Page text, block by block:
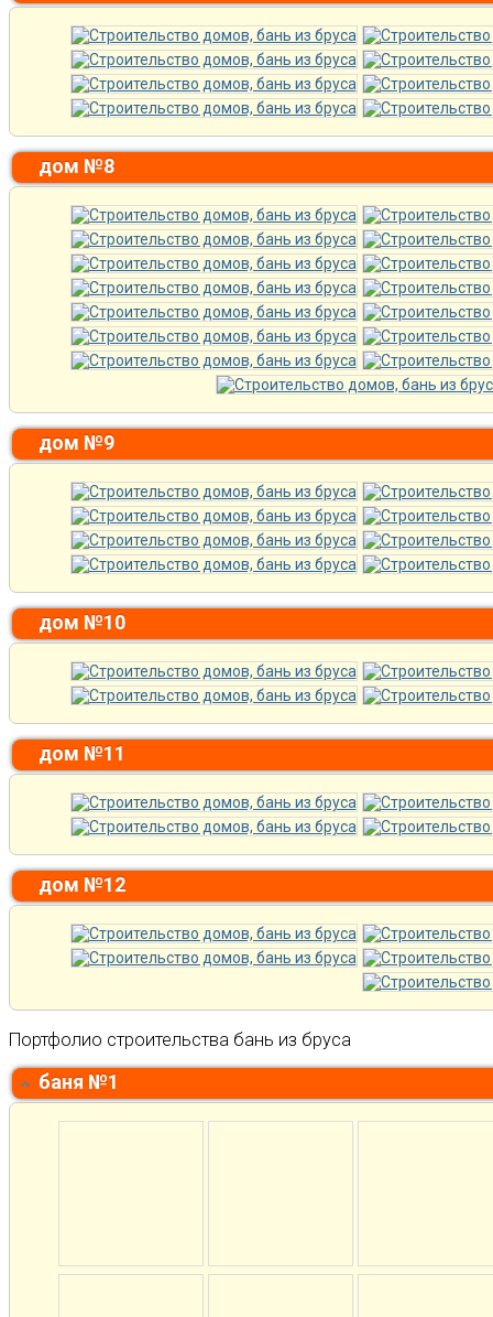
дом №8
дом №9
дом №10
дом №11
дом №12
Портфолио строительства бань из бруса
баня №1